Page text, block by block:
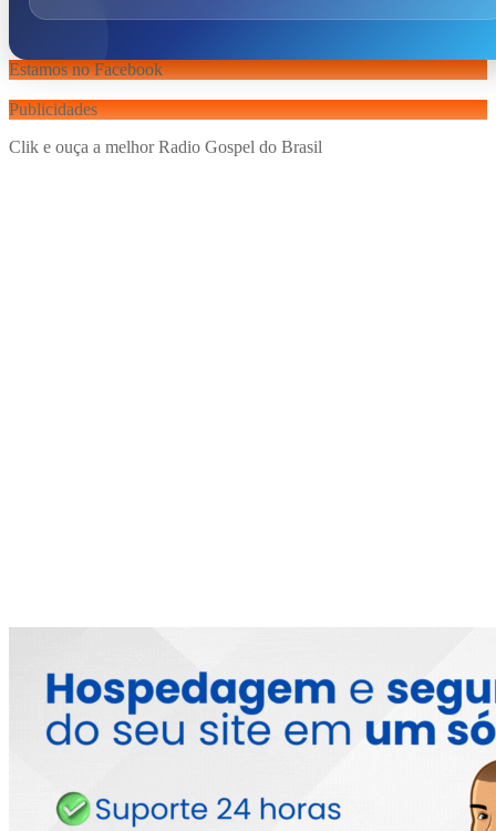
Estamos no Facebook
Publicidades
Clik e ouça a melhor Radio Gospel do Brasil